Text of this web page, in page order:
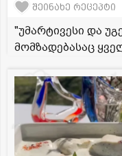
შეინახე რეცეპტი
"უმარტივესი და
მომზადებასაც